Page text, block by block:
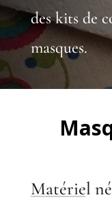
des kits de
masques.
Matériel